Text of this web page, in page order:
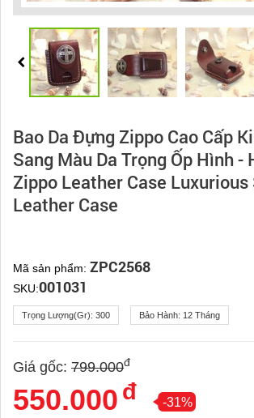
Bao Da Đựng Zippo Cao Cấp
Sang Màu Da Trọng Ốp Hình -
Zippo Leather Case Luxurious
Leather Case
Mã sản phẩm: ZPC2568
SKU:001031
Trọng Lượng(gr): 300 Bảo Hành: 12 Tháng
Giá gốc: 799.000đ
550.000 đ -31%